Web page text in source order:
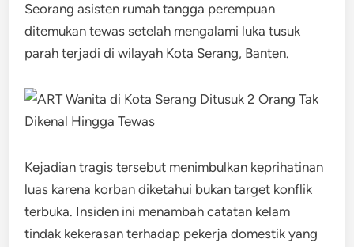
Seorang asisten rumah tangga perempuan
ditemukan tewas setelah mengalami luka tusuk
parah terjadi di wilayah Kota Serang, Banten.
Kejadian tragis tersebut menimbulkan keprihatinan
luas karena korban diketahui bukan target konflik
terbuka. Insiden ini menambah catatan kelam
tindak kekerasan terhadap pekerja domestik yang